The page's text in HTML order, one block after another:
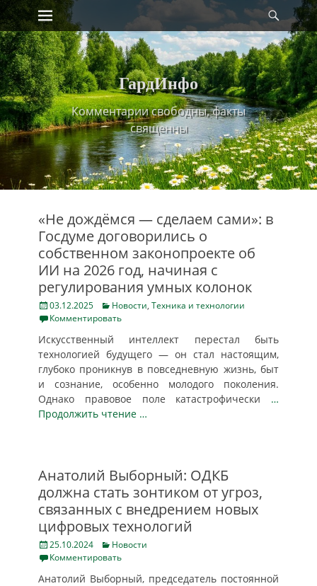
Skip
to
content
Primary Menu
ГардИнфо
Комментарии свободны, факты
священны
«Не дождёмся — сделаем сами»: в
Госдуме договорились о
собственном законопроекте об
ИИ на 2026 год, начиная с
регулирования умных колонок
Posted
on
03.12.2025 Categories
Новости, Техника и технологии
Комментировать
Искусственный интеллект перестал быть
технологией будущего — он стал настоящим,
глубоко проникнув в повседневную жизнь, быт
и сознание, особенно молодого поколения.
Однако правовое поле катастрофически …
Продолжить чтение …
Анатолий Выборный: ОДКБ
должна стать зонтиком от угроз,
связанных с внедрением новых
цифровых технологий
Posted
on
25.10.2024 Categories
Новости
Комментировать
Анатолий Выборный, председатель постоянной